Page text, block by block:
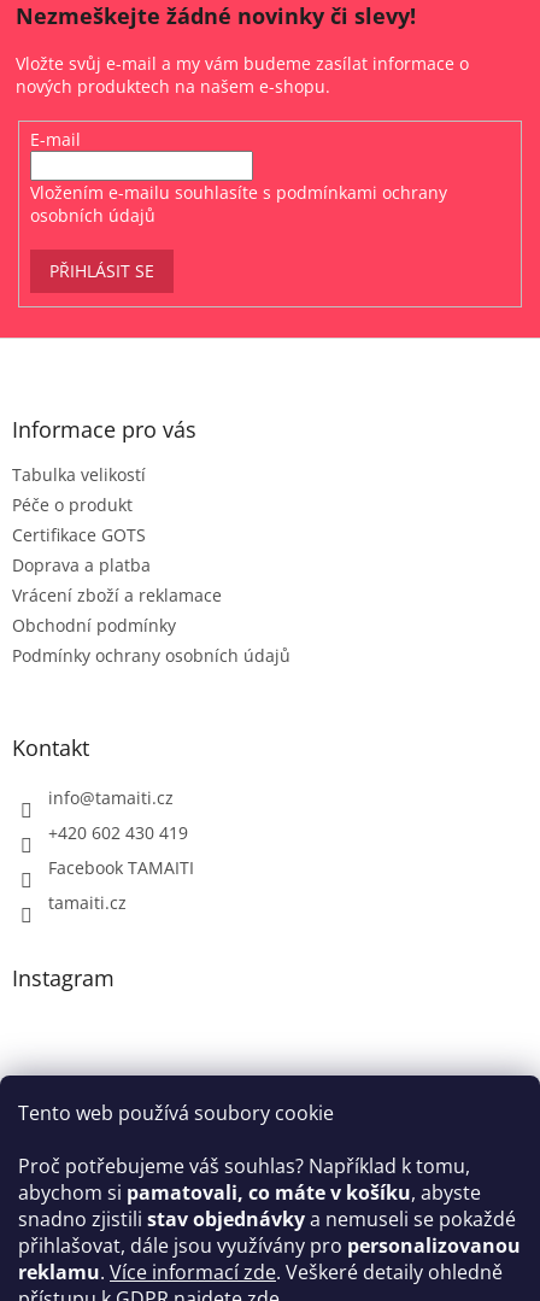
Tento web používá soubory cookie
Proč potřebujeme váš souhlas? Například k tomu,
abychom si pamatovali, co máte v košíku, abyste
snadno zjistili stav objednávkya nemuseli se pokaždé
přihlašovat, dále jsou využívány pro personalizovanou
reklamu. Více informací zde. Veškeré detaily ohledně
Nezmeškejte žádné novinky či slevy!
Vložte svůj e-mail a my vám budeme zasílat informace o
nových produktech na našem e-shopu.
E-mail
Vložením e-mailu souhlasíte s podmínkami ochrany
osobních údajů
PŘIHLÁSIT SE
Z
Informace pro vás
Tabulka velikostí
Péče o produkt
Certifikace GOTS
Doprava a platba
Vrácení zboží a reklamace
Obchodní podmínky
Podmínky ochrany osobních údajů
Kontakt
info@tamaiti.cz
+420 602 430 419
Facebook TAMAITI
tamaiti.cz
Instagram
Sledovat na Instagramu
Facebook